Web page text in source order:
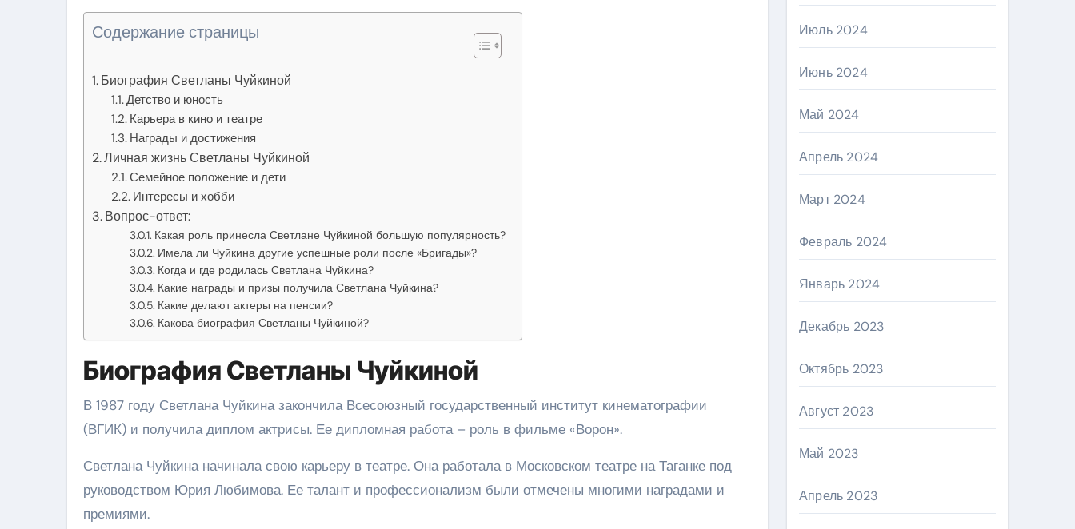
Содержание страницы
Биография Светланы Чуйкиной
Детство и юность
Карьера в кино и театре
Награды и достижения
Личная жизнь Светланы Чуйкиной
Семейное положение и дети
Интересы и хобби
Вопрос-ответ:
Какая роль принесла Светлане Чуйкиной большую популярность?
Имела ли Чуйкина другие успешные роли после «Бригады»?
Когда и где родилась Светлана Чуйкина?
Какие награды и призы получила Светлана Чуйкина?
Какие делают актеры на пенсии?
Какова биография Светланы Чуйкиной?
Биография Светланы Чуйкиной
В 1987 году Светлана Чуйкина закончила Всесоюзный государственный институт кинематографии
(ВГИК) и получила диплом актрисы. Ее дипломная работа – роль в фильме «Ворон».
Светлана Чуйкина начинала свою карьеру в театре. Она работала в Московском театре на Таганке под
руководством Юрия Любимова. Ее талант и профессионализм были отмечены многими наградами и
премиями.
Июль 2024
Июнь 2024
Май 2024
Апрель 2024
Март 2024
Февраль 2024
Январь 2024
Декабрь 2023
Октябрь 2023
Август 2023
Май 2023
Апрель 2023